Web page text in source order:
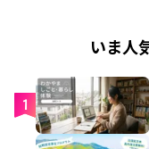
いま人
1